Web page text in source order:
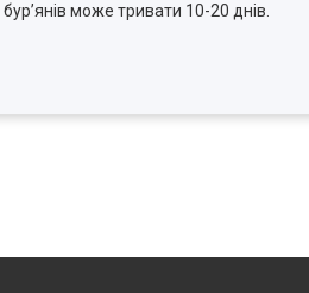
може тривати 10-20 днів.